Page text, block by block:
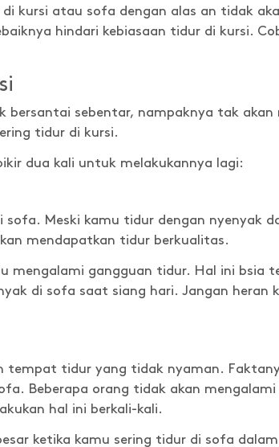
kursi atau sofa dengan alas an tidak
hindari kebiasaan tidur di kursi.
bersantai sebentar, nampaknya tak akan
tidur di kursi.
dua kali untuk melakukannya lagi:
Meski kamu tidur dengan nyenyak
mendapatkan tidur berkualitas.
mengalami gangguan tidur. Hal ini bsia
di sofa saat siang hari. Jangan heran
tempat tidur yang tidak nyaman.
Beberapa orang tidak akan mengalami
hal ini berkali-kali.
ketika kamu sering tidur di sofa